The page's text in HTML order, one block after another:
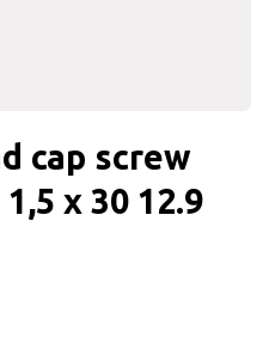
cap screw
x 30 12.9